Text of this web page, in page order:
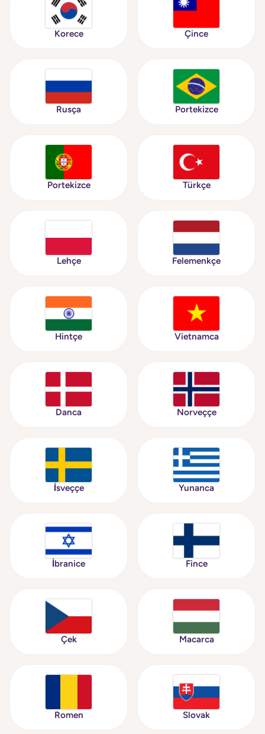
Korece Çince
Rusça Portekizce
Portekizce Türkçe
Lehçe Felemenkçe
Hintçe Vietnamca
Danca Norveççe
İsveççe Yunanca
İbranice Fince
Çek Macarca
Romen Slovak